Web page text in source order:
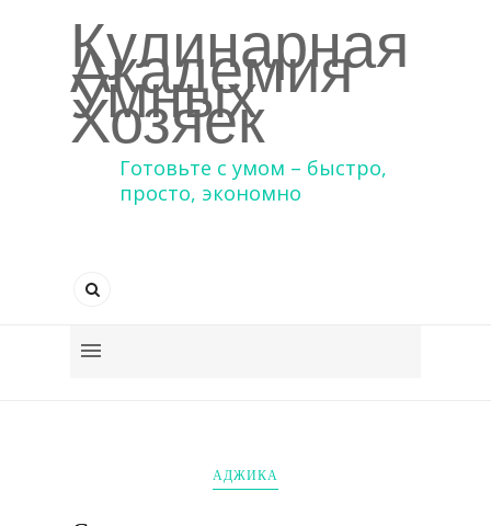
Кулинарная
Академия
Умных
Хозяек
Готовьте с умом – быстро,
просто, экономно
АДЖИКА